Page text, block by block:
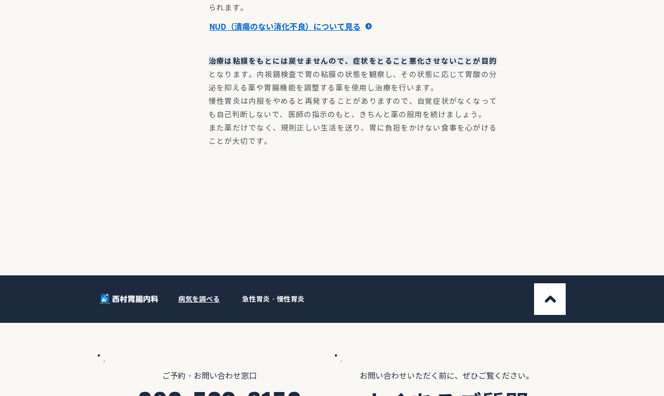
られます。
NUD（潰瘍のない消化不良）について見る
治療は粘膜をもとには戻せませんので、症状をとること悪化させないことが目的
となります。内視鏡検査で胃の粘膜の状態を観察し、その状態に応じて胃酸の分
泌を抑える薬や胃腸機能を調整する薬を使用し治療を行います。
慢性胃炎は内服をやめると再発することがありますので、自覚症状がなくなって
も自己判断しないで、医師の指示のもと、きちんと薬の服用を続けましょう。
また薬だけでなく、規則正しい生活を送り、胃に負担をかけない食事を心がける
ことが大切です。
病気を調べる 急性胃炎・慢性胃炎
​ご予約・お問い合わせ窓口 お問い合わせいただく前に、ぜひご覧ください。